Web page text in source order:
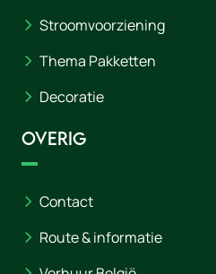
Stroomvoorziening
Thema Pakketten
Decoratie
Overig
Contact
Route & informatie